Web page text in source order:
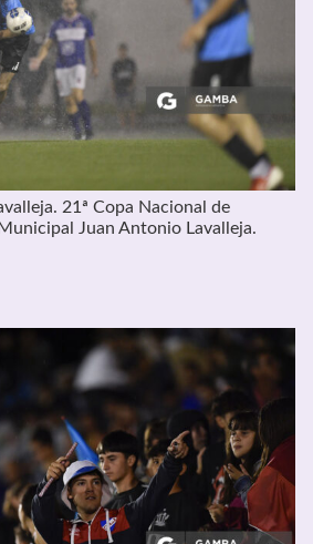
21ª Copa Nacional de
Juan Antonio Lavalleja.